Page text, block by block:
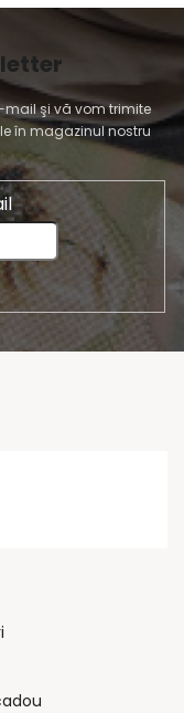
şi vă vom trimite
în magazinul nostru